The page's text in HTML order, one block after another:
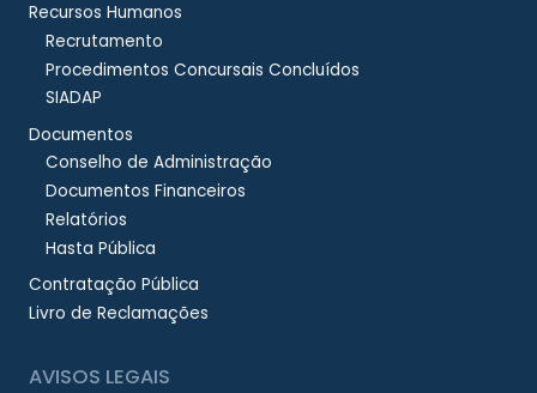
Recursos Humanos
Recrutamento
Procedimentos Concursais Concluídos
SIADAP
Documentos
Conselho de Administração
Documentos Financeiros
Relatórios
Hasta Pública
Contratação Pública
Livro de Reclamações
AVISOS LEGAIS